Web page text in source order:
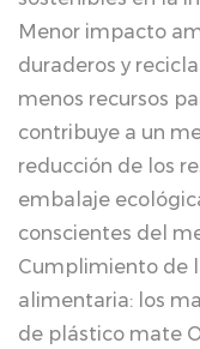
Menor impacto
duraderos y
menos recursos
contribuye a un
reducción de los
embalaje
conscientes del
Cumplimiento de
alimentaria: los
de plástico mate